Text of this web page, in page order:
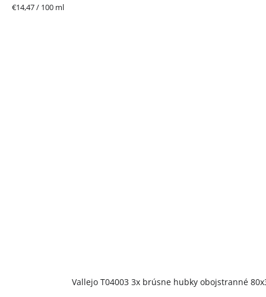
Jednotková
€14,47 / 100 ml
Vallejo T04003 3x brúsne hubky obojstranné